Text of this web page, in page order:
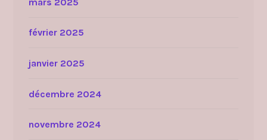
février 2025
janvier 2025
décembre 2024
novembre 2024